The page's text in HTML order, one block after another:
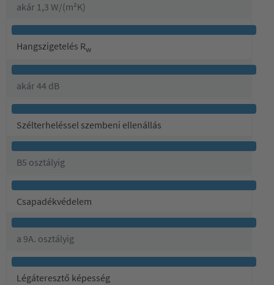
akár 1,3 W/(m²K)
Hangszigetelés Rw
akár 44 dB
Szélterheléssel szembeni ellenállás
B5 osztályig
Csapadékvédelem
a 9A. osztályig
Légáteresztő képesség